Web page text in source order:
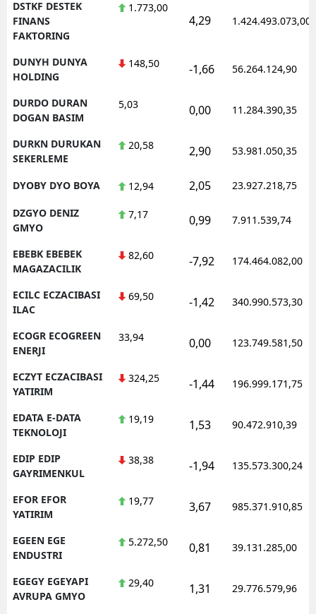
DSTKF DESTEK
FINANS
FAKTORING
1.773,00
4,29 1.424.493.073,00
DUNYH DUNYA
HOLDING
148,50 -1,66 56.264.124,90
DURDO DURAN
DOGAN BASIM
5,03 0,00 11.284.390,35
DURKN DURUKAN
SEKERLEME
20,58 2,90 53.981.050,35
DYOBY DYO BOYA 12,94 2,05 23.927.218,75
DZGYO DENIZ
GMYO
7,17 0,99 7.911.539,74
EBEBK EBEBEK
MAGAZACILIK
82,60 -7,92 174.464.082,00
ECILC ECZACIBASI
ILAC
69,50 -1,42 340.990.573,30
ECOGR ECOGREEN
ENERJI
33,94 0,00 123.749.581,50
ECZYT ECZACIBASI
YATIRIM
324,25 -1,44 196.999.171,75
EDATA E-DATA
TEKNOLOJI
19,19 1,53 90.472.910,39
EDIP EDIP
GAYRIMENKUL
38,38 -1,94 135.573.300,24
EFOR EFOR
YATIRIM
19,77 3,67 985.371.910,85
EGEEN EGE
ENDUSTRI
5.272,50 0,81 39.131.285,00
EGEGY EGEYAPI
AVRUPA GMYO
29,40 1,31 29.776.579,96